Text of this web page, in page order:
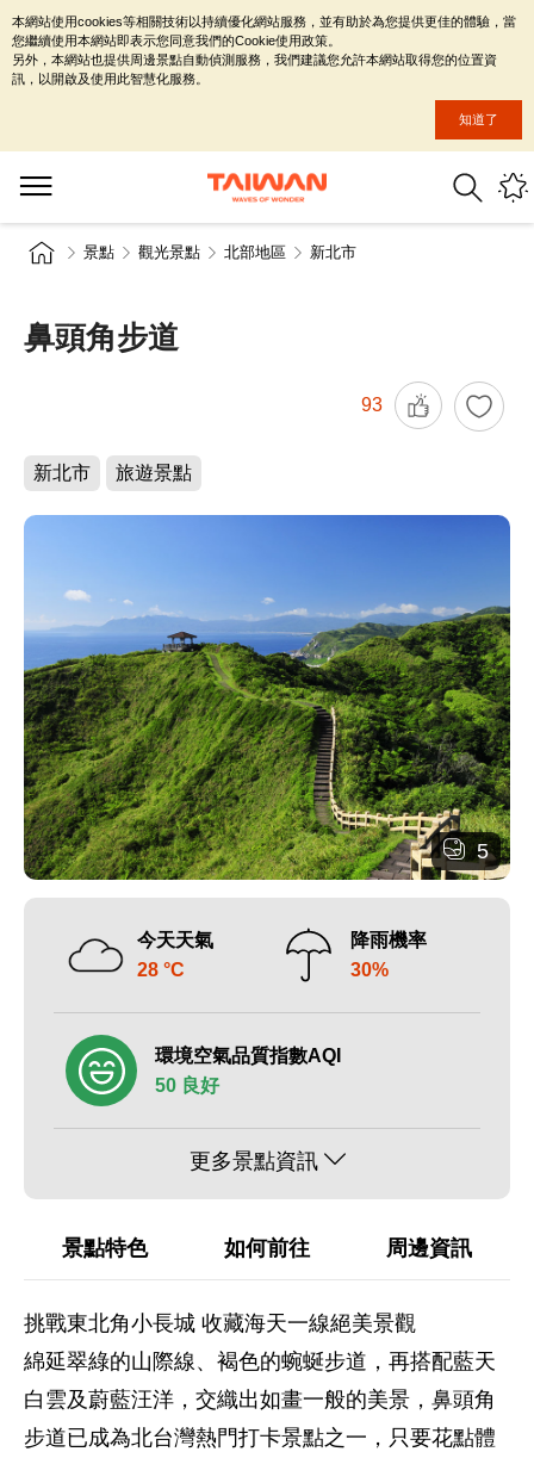
景點 觀光景點 北部地區 新北市
鼻頭角步道
93
新北市 旅遊景點
5
今天天氣
28 °C
降雨機率
30%
環境空氣品質指數AQI
50 良好
更多景點資訊
景點特色 如何前往 周邊資訊
挑戰東北角小長城 收藏海天一線絕美景觀
綿延翠綠的山際線、褐色的蜿蜒步道，再搭配藍天
白雲及蔚藍汪洋，交織出如畫一般的美景，鼻頭角
步道已成為北台灣熱門打卡景點之一，只要花點體
本網站使用cookies等相關技術以持續優化網站服務，並有助於為您提供更佳的體驗，當
您繼續使用本網站即表示您同意我們的Cookie使用政策。
另外，本網站也提供周邊景點自動偵測服務，我們建議您允許本網站取得您的位置資
訊，以開啟及使用此智慧化服務。
知道了